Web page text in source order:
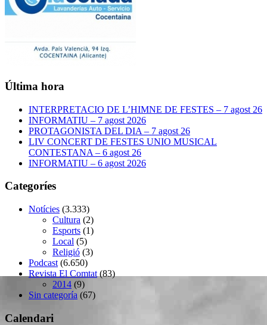
Última hora
INTERPRETACIO DE L’HIMNE DE FESTES – 7 agost 26
INFORMATIU – 7 agost 2026
PROTAGONISTA DEL DIA – 7 agost 26
LIV CONCERT DE FESTES UNIO MUSICAL
CONTESTANA – 6 agost 26
INFORMATIU – 6 agost 2026
Categoríes
Notícies (3.333)
Cultura (2)
Esports (1)
Local (5)
Religió (3)
Podcast (6.650)
Revista El Comtat (83)
2014 (9)
Sin categoría (67)
Calendari